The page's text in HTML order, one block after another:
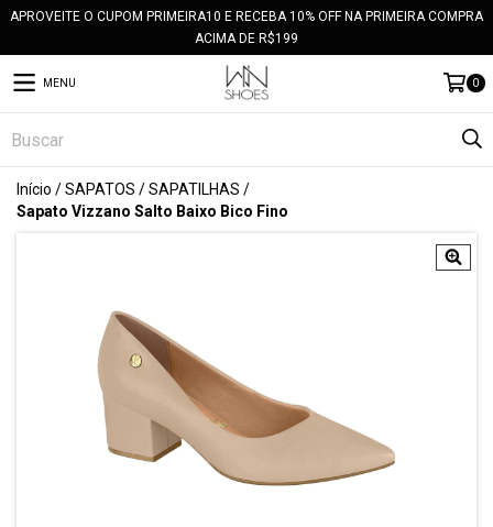
APROVEITE O CUPOM PRIMEIRA10 E RECEBA 10% OFF NA PRIMEIRA COMPRA
ACIMA DE R$199
MENU 0
Início /SAPATOS /SAPATILHAS /
Sapato Vizzano Salto Baixo Bico Fino